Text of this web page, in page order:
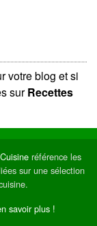
votre blog et si
surRecettes
référence les
sur une sélection
savoir plus !